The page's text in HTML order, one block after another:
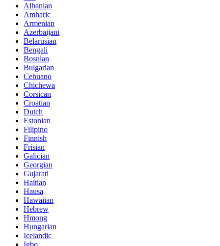
Albanian
Amharic
Armenian
Azerbaijani
Belarusian
Bengali
Bosnian
Bulgarian
Cebuano
Chichewa
Corsican
Croatian
Dutch
Estonian
Filipino
Finnish
Frisian
Galician
Georgian
Gujarati
Haitian
Hausa
Hawaiian
Hebrew
Hmong
Hungarian
Icelandic